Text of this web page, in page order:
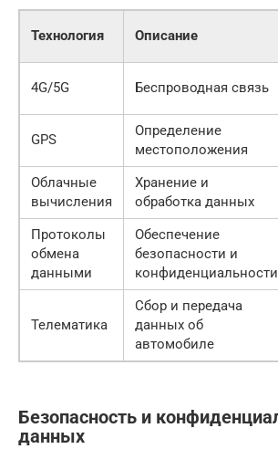
Технология Описание
4G/5G Беспроводная связь
GPS
Определение
местоположения
Облачные
вычисления
Хранение и
обработка данных
Протоколы
обмена
данными
Обеспечение
безопасности и
конфиденциальности
Телематика
Сбор и передача
данных об
автомобиле
Безопасность и
данных